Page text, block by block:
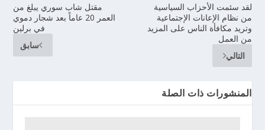
مقتل شاب سوري يبلغ من
العمر 20 عاماً بعد شجار دموي
في برلين
سابق
لقد سئمت الأحزاب السياسية
من نظام الإعانات الإجتماعية
وتريد مكافأة الناس على المزيد
من العمل
التالي
المنشورات ذات الصلة